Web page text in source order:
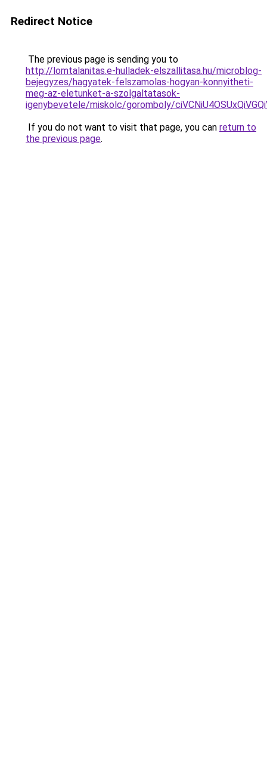
Redirect Notice
The previous page is sending you to
http://lomtalanitas.e-hulladek-elszallitasa.hu/microblog-
bejegyzes/hagyatek-felszamolas-hogyan-konnyitheti-
meg-az-eletunket-a-szolgaltatasok-
igenybevetele/miskolc/goromboly/
If you do not want to visit that page, you can return to
the previous page.